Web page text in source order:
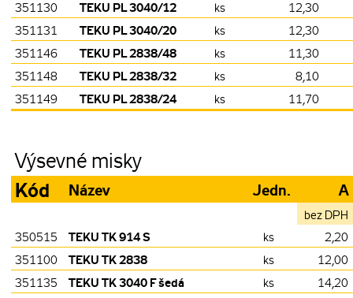
351130 TEKU PL 3040/12 ks
12,30
351131
TEKU PL 3040/20 ks
12,30
351146
TEKU PL 2838/48 ks
11,30
351148
TEKU PL 2838/32 ks
8,10
351149
TEKU PL 2838/24 ks 11,70
Výsevné misky
Kód Název Jedn. A
bez DPH
350515 TEKU TK 914 S ks
2,20
351100
TEKU TK 2838 ks
12,00
351135
TEKU TK 3040 F šedá ks
14,20